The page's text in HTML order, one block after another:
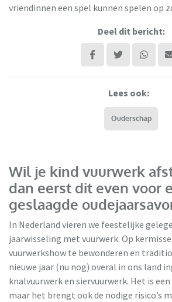
vriendinnen een spel kunnen spelen op
Deel dit bericht:
Lees ook:
Ouderschap
Wil je kind vuurwerk
dan eerst dit even voor
geslaagde
In Nederland vieren we feestelijke
jaarwisseling met vuurwerk. Op
vuurwerkshow te bewonderen en
nieuwe jaar (nu nog) overal in ons land
knalvuurwerk en siervuurwerk. Het is
maar het brengt ook de nodige risico’s